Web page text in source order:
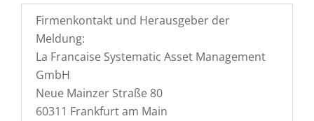
Firmenkontakt und Herausgeber der
Meldung:
La Francaise Systematic Asset Management
GmbH
Neue Mainzer Straße 80
60311 Frankfurt am Main